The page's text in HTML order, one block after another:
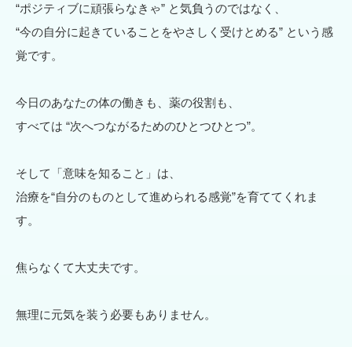
“ポジティブに頑張らなきゃ” と気負うのではなく、
“今の自分に起きていることをやさしく受けとめる” という感
覚です。
今日のあなたの体の働きも、薬の役割も、
すべては “次へつながるためのひとつひとつ”。
そして「意味を知ること」は、
治療を“自分のものとして進められる感覚”を育ててくれま
す。
焦らなくて大丈夫です。
無理に元気を装う必要もありません。